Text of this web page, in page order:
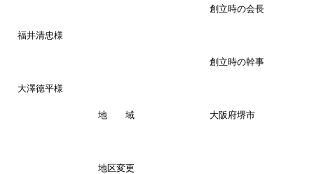
創立時の会長
福井清忠様
創立時の幹事
大澤徳平様
地 域 大阪府堺市
地区変更